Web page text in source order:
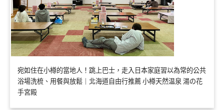
宛如住在小樽的當地人！跳上巴士，走入日本家庭習以為常的公共
浴場洗梳、用餐與放鬆｜北海道自由行推薦 小樽天然温泉 湯の花
手宮殿